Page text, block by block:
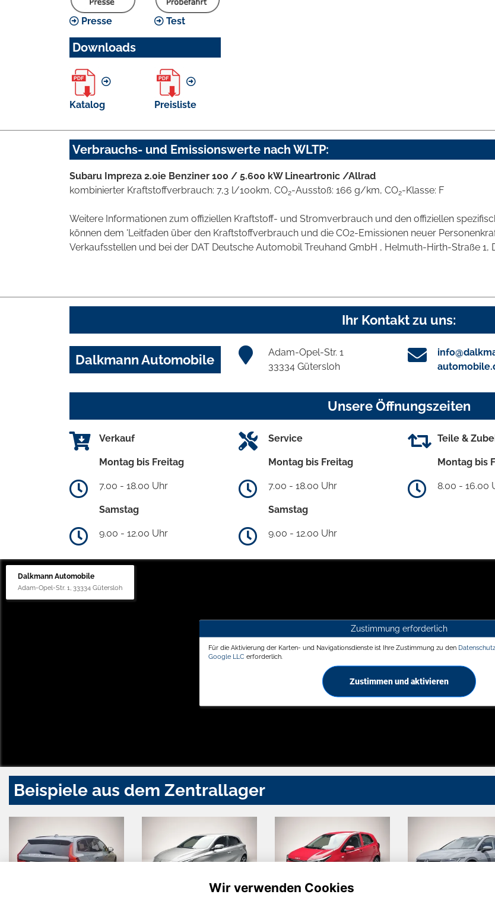
Presse Test
Downloads
Katalog Preisliste
Verbrauchs- und Emissionswerte nach WLTP:
Subaru Impreza 2.0ie Benziner 100 / 5.600 kW Lineartronic /Allrad
kombinierter Kraftstoffverbrauch: 7,3 l/100km, CO2-Ausstoß: 166 g/km, CO2-Klasse: F
Weitere Informationen zum offiziellen Kraftstoff- und Stromverbrauch und den offiziellen
können dem 'Leitfaden über den Kraftstoffverbrauch und die CO2-Emissionen neuer
Verkaufsstellen und bei der DAT Deutsche Automobil Treuhand GmbH , Helmuth-Hirth-Straße 1,
Ihr Kontakt zu uns:
Dalkmann Automobile
Adam-Opel-Str. 1
33334 Gütersloh
Unsere Öffnungszeiten
Verkauf
Montag bis Freitag
7.00 - 18.00 Uhr
Samstag
9.00 - 12.00 Uhr
Service
Montag bis Freitag
7.00 - 18.00 Uhr
Samstag
9.00 - 12.00 Uhr
Teile &
Montag bis
8.00 - 16.00
Dalkmann Automobile
Adam-Opel-Str. 1, 33334 Gütersloh
Zustimmung erforderlich
Für die Aktivierung der Karten- und Navigationsdienste ist Ihre Zustimmung zu den
Google LLC erforderlich.
Zustimmen und aktivieren
Beispiele aus dem Zentrallager
Wir verwenden Cookies